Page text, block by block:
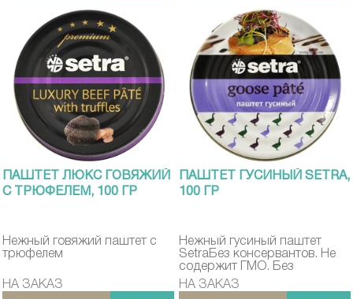
ПАШТЕТ ЛЮКС ГОВЯЖИЙ
С ТРЮФЕЛЕМ, 100 ГР
Нежный говяжий паштет с
трюфелем
НА ЗАКАЗ
ПАШТЕТ ГУСИНЫЙ SETRA,
100 ГР
Нежный гусиный паштет
SetraБез консервантов. Не
содержит ГМО. Без
свинины.
НА ЗАКАЗ